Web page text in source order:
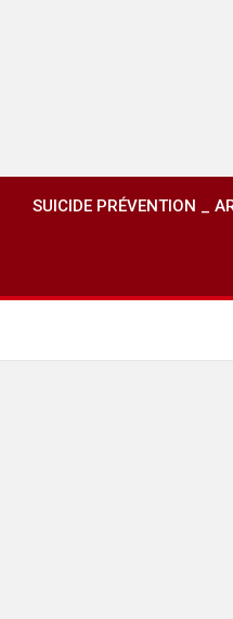
SUICIDE PRÉVENTION _